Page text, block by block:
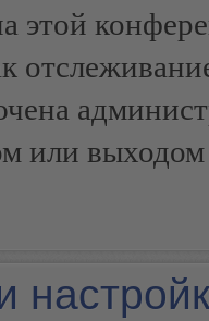
этой
или